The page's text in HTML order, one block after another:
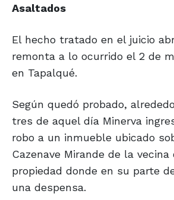
Asaltados
El hecho tratado en el juicio
remonta a lo ocurrido el 2 de
en Tapalqué.
Según quedó probado,
tres de aquel día Minerva
robo a un inmueble ubicado
Cazenave Mirande de la vecina
propiedad donde en su parte
una despensa.